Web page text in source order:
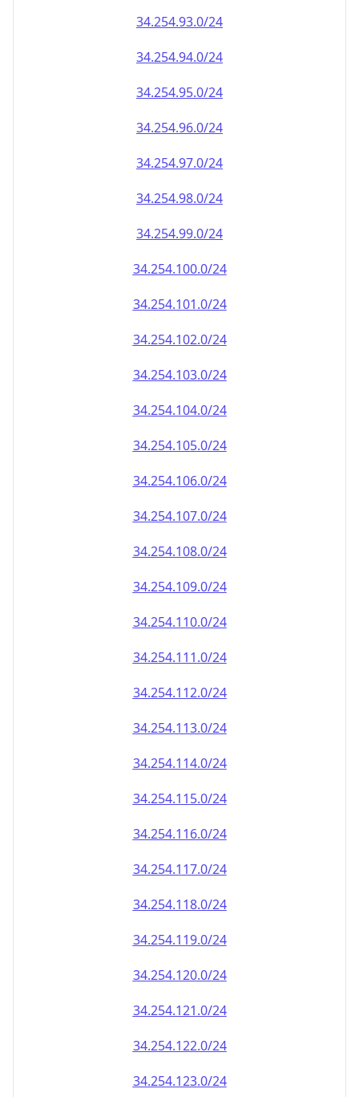
34.254.93.0/24
34.254.94.0/24
34.254.95.0/24
34.254.96.0/24
34.254.97.0/24
34.254.98.0/24
34.254.99.0/24
34.254.100.0/24
34.254.101.0/24
34.254.102.0/24
34.254.103.0/24
34.254.104.0/24
34.254.105.0/24
34.254.106.0/24
34.254.107.0/24
34.254.108.0/24
34.254.109.0/24
34.254.110.0/24
34.254.111.0/24
34.254.112.0/24
34.254.113.0/24
34.254.114.0/24
34.254.115.0/24
34.254.116.0/24
34.254.117.0/24
34.254.118.0/24
34.254.119.0/24
34.254.120.0/24
34.254.121.0/24
34.254.122.0/24
34.254.123.0/24